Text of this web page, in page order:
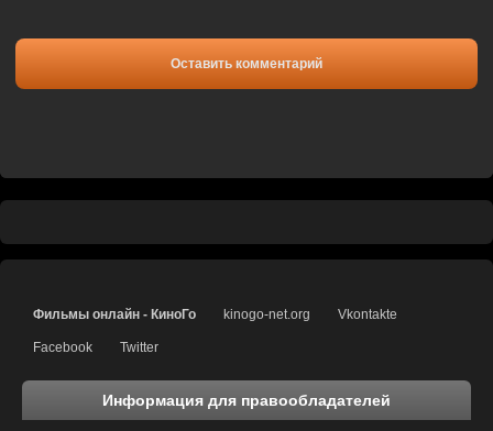
Оставить комментарий
Фильмы онлайн - КиноГо kinogo-net.org Vkontakte
Facebook Twitter
Информация для правообладателей